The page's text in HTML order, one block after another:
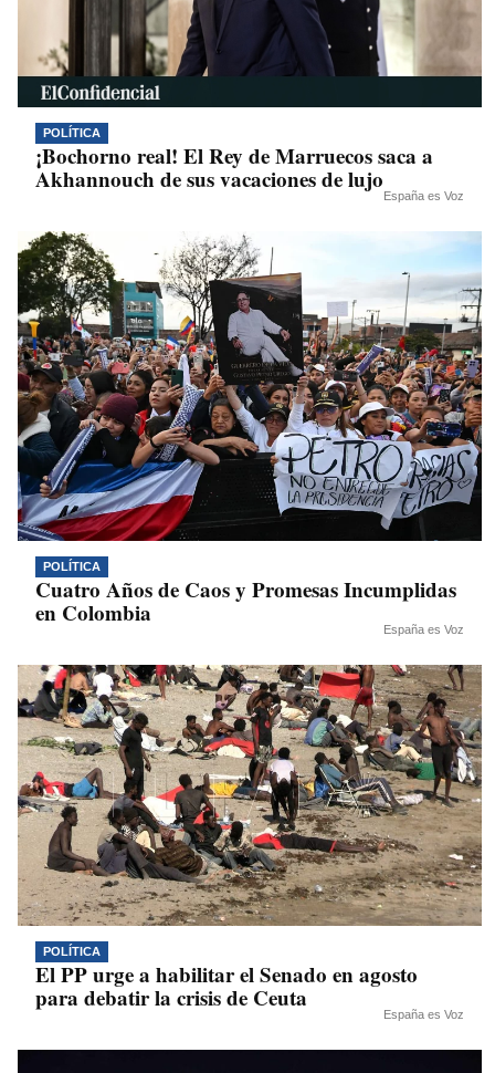
POLÍTICA
¡Bochorno real! El Rey de Marruecos saca a
Akhannouch de sus vacaciones de lujo
España es Voz
POLÍTICA
Cuatro Años de Caos y Promesas Incumplidas
en Colombia
España es Voz
POLÍTICA
El PP urge a habilitar el Senado en agosto
para debatir la crisis de Ceuta
España es Voz